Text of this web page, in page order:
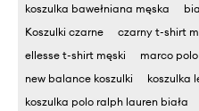
koszulka bawełniana męska
Koszulki czarne
czarny t-shirt
ellesse t-shirt męski
marco
new balance koszulki
koszulka
koszulka polo ralph lauren biała